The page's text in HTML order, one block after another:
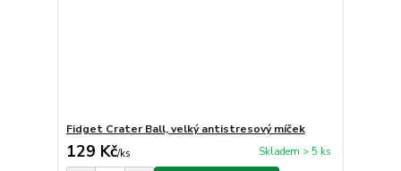
Fidget Crater Ball, velký antistresový míček
129 Kč/ks Skladem > 5 ks